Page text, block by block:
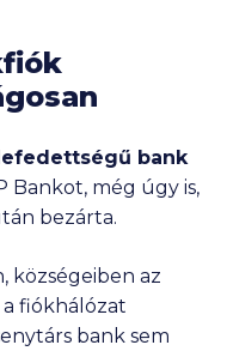
lefedettségű bank
Bankot, még úgy is,
bezárta.
községeiben az
fiókhálózat
bank sem